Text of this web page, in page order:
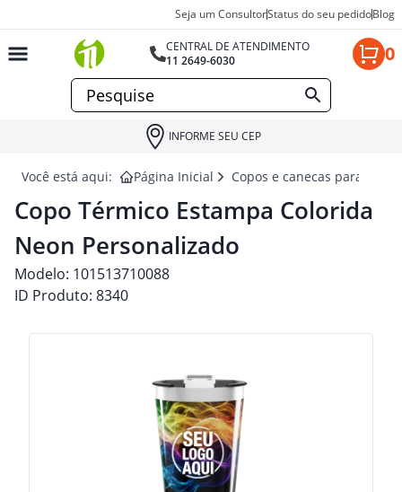
Seja um ConsultorStatus do seu pedidoBlog
CENTRAL DE ATENDIMENTO
11 2649-6030
0
INFORME SEU CEP
Você está aqui: Página Inicial Copos e canecas para
Copo Térmico Estampa Colorida
Neon Personalizado
Modelo: 101513710088
ID Produto: 8340